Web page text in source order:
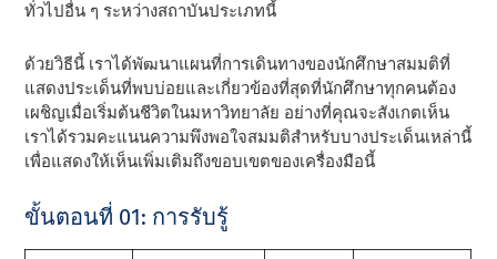
ทั่วไปอื่น ๆ ระหว่างสถาบันประเภทนี้
ด้วยวิธีนี้ เราได้พัฒนาแผนที่การเดินทางของนักศึกษาสมมติที่
แสดงประเด็นที่พบบ่อยและเกี่ยวข้องที่สุดที่นักศึกษาทุกคนต้อง
เผชิญเมื่อเริ่มต้นชีวิตในมหาวิทยาลัย อย่างที่คุณจะสังเกตเห็น
เราได้รวมคะแนนความพึงพอใจสมมติสําหรับบางประเด็นเหล่านี้
เพื่อแสดงให้เห็นเพิ่มเติมถึงขอบเขตของเครื่องมือนี้
ขั้นตอนที่ 01: การรับรู้